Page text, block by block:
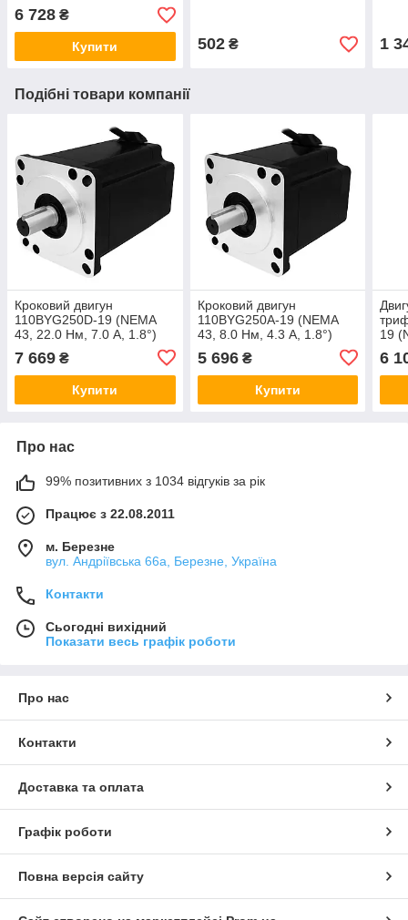
6 728 ₴
Купити 502₴ 1
Подібні товари компанії
Кроковий двигун
110BYG250D-19 (NEMA
43, 22.0 Нм, 7.0 А, 1.8°)
7 669 ₴
Купити
Кроковий двигун
110BYG250A-19 (NEMA
43, 8.0 Нм, 4.3 А, 1.8°)
5 696₴
Купити
19
6
Про нас
99% позитивних з 1034 відгуків за рік
Працює з 22.08.2011
м. Березне
вул. Андріївська 66а, Березне, Україна
Контакти
Сьогодні вихідний
Показати весь графік роботи
Про нас
Контакти
Доставка та оплата
Графік роботи
Повна версія сайту